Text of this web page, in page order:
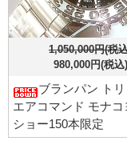
1,050,000円(税
980,000円(税込)
ブランパン ト
エアコマンド モナコ
ショー150本限定